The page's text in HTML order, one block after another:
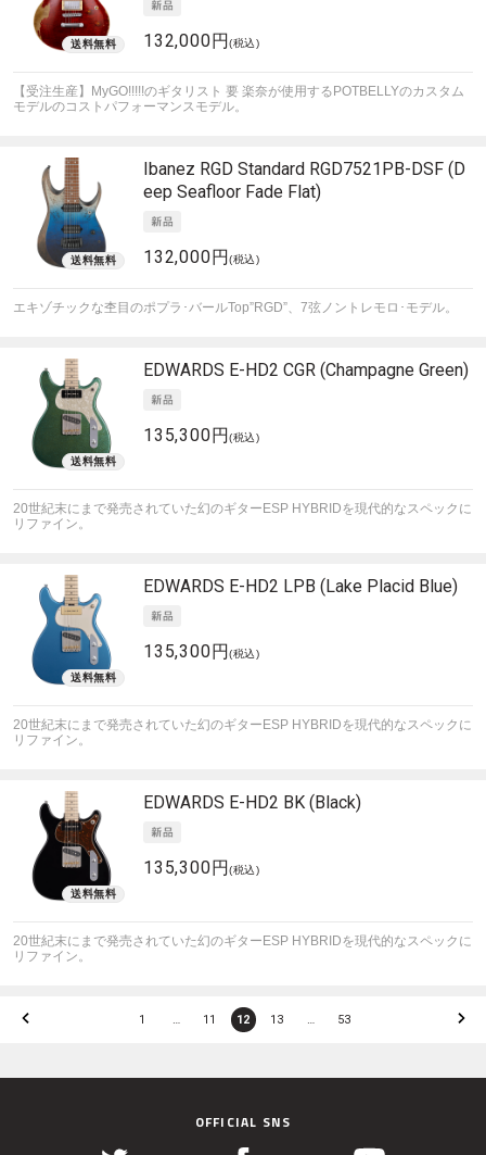
132,000円(税込)
【受注生産】MyGO!!!!!のギタリスト 要 楽奈が使用するPOTBELLYのカスタム
モデルのコストパフォーマンスモデル。
Ibanez RGD Standard RGD7521PB-DSF (D
eep Seafloor Fade Flat)
132,000円(税込)
エキゾチックな杢目のポプラ･バールTop”RGD”、7弦ノントレモロ･モデル。
EDWARDS E-HD2 CGR (Champagne Green)
135,300円(税込)
20世紀末にまで発売されていた幻のギターESP HYBRIDを現代的なスペックに
リファイン。
EDWARDS E-HD2 LPB (Lake Placid Blue)
135,300円(税込)
20世紀末にまで発売されていた幻のギターESP HYBRIDを現代的なスペックに
リファイン。
EDWARDS E-HD2 BK (Black)
135,300円(税込)
20世紀末にまで発売されていた幻のギターESP HYBRIDを現代的なスペックに
リファイン。
1 … 11 12 13 … 53
OFFICIAL SNS